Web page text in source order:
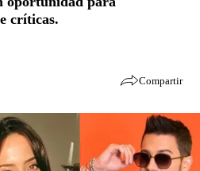
críticas.
Compartir